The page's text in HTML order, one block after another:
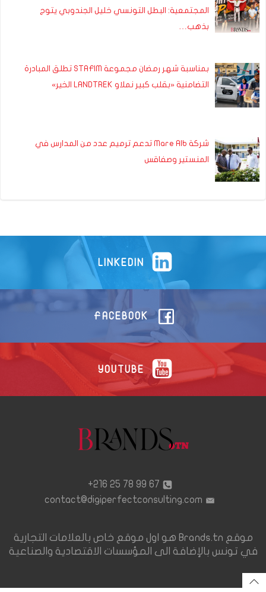
المجتمعية: البطل التونسي خليل الجندوبي يتوج
بذهب…
بمناسبة شهر رمضان مجموعة STAFIM تطلق المبادرة
التضامنية «بقلب كبير نملاو LANDTREK الخير»
شركة Mare Alb تدعم ترميم عدد من المدارس في
المنستير وصفاقس
LINKEDIN
FACEBOOK
YOUTUBE
67 99 78 25 216+
contact@digiperfectconsulting.com
موقع Brands.tn هو اول موقع خاص بالعلامات التجارية
في تونس بالإضافة الى المؤسسات الاقتصادية والصناعية